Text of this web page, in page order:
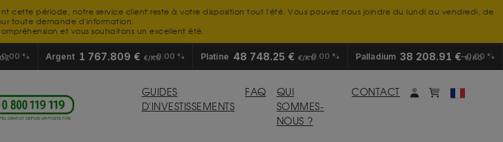
cette période, notre service client reste à votre disposition tout l'été. Vous pouvez nous joindre du lundi au vendredi, de
toute demande d'information.
et vous souhaitons un excellent été.
0.00 % Argent 1 767.809 € €/KG0.00 % Platine 48 748.25 € €/KG0.00 % Palladium 38 208.91 €€/KG
0.00 %
GUIDES
D'INVESTISSEMENTS
FAQ
QUI
SOMMES-
NOUS ?
CONTACT Mon compte
monpanier